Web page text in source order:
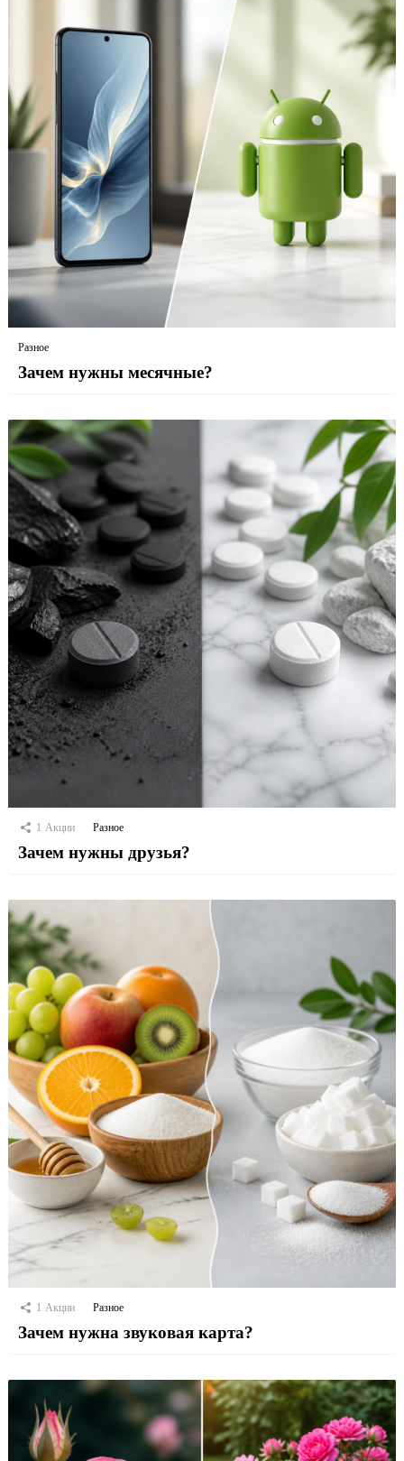
Разное
Зачем нужны месячные?
1 Акции Разное
Зачем нужны друзья?
1 Акции Разное
Зачем нужна звуковая карта?